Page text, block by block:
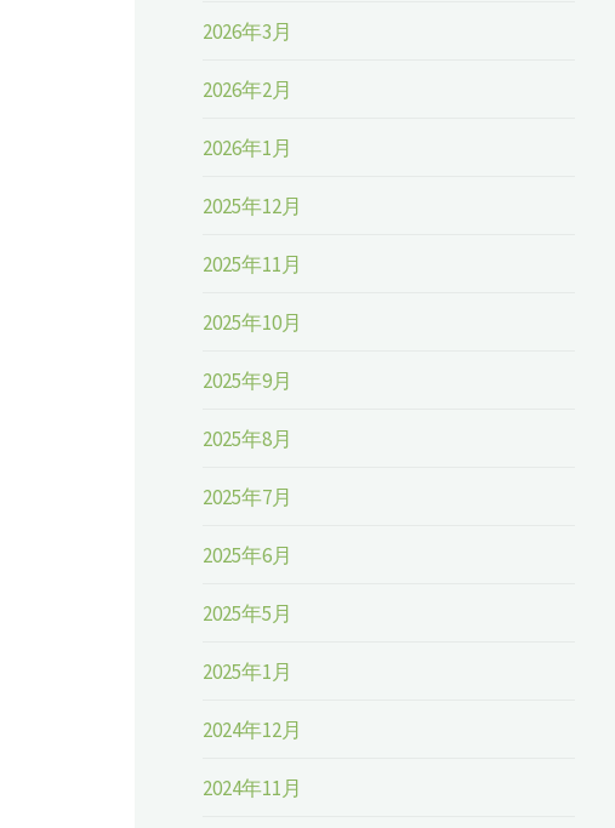
2026年3月
2026年2月
2026年1月
2025年12月
2025年11月
2025年10月
2025年9月
2025年8月
2025年7月
2025年6月
2025年5月
2025年1月
2024年12月
2024年11月